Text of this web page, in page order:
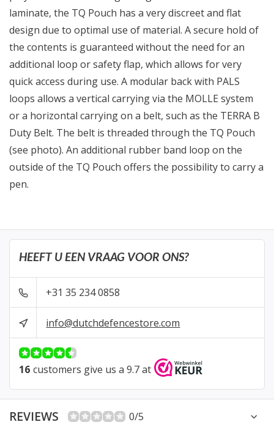
laminate, the TQ Pouch has a very discreet and flat
design due to optimal use of material. A secure hold of
the contents is guaranteed without the need for an
additional loop or safety flap, which allows for very
quick access during use. A modular back with PALS
loops allows a vertical carrying via the MOLLE system
or a horizontal carrying on a belt, such as the TERRA B
Duty Belt. The belt is threaded through the TQ Pouch
(see photo). An additional rubber band loop on the
outside of the TQ Pouch offers the possibility to carry a
pen.
HEEFT U EEN VRAAG VOOR ONS?
+31 35 234 0858
info@dutchdefencestore.com
16 customers give us a 9.7 at
REVIEWS 0/5